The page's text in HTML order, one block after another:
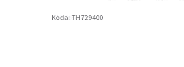
Koda: TH729400